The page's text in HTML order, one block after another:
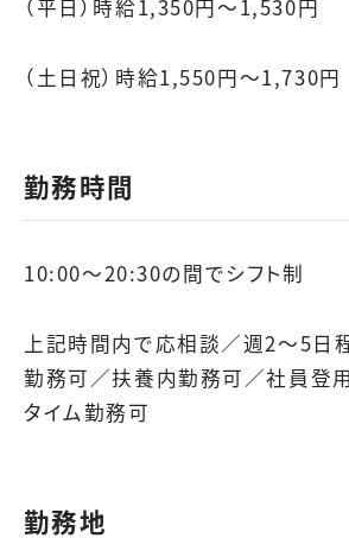
（平日）時給1,350円～1,530円
（土日祝）時給1,550円～1,730円
勤務時間
10:00～20:30の間でシフト制
上記時間内で応相談／週2～5日
勤務可／扶養内勤務可／社員登
タイム勤務可
勤務地